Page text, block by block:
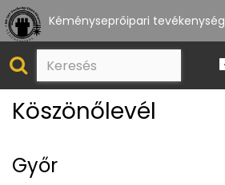
Kéményseprőipari tevékenység
Köszönőlevél
Győr